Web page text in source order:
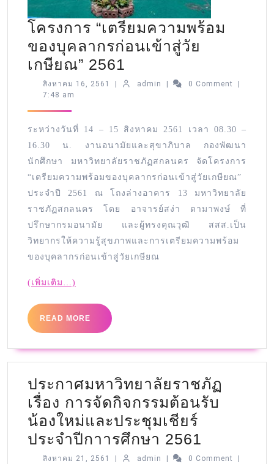
โครงการ “เตรียมความพร้อม
ของบุคลากรก่อนเข้าสู่วัย
เกษียณ” 2561
สิงหาคม 16, 2561 | admin | 0 Comment
|
7:48 am
ระหว่างวันที่ 14 – 15 สิงหาคม 2561 เวลา 08.30 –
16.30 น. งานอนามัยและสุขาภิบาล กองพัฒนา
นักศึกษา มหาวิทยาลัยราชภัฏสกลนคร จัดโครงการ
“เตรียมความพร้อมของบุคลากรก่อนเข้าสู่วัยเกษียณ”
ประจำปี 2561 ณ โถงล่างอาคาร 13 มหาวิทยาลัย
ราชภัฏสกลนคร โดย อาจารย์สง่า ดามาพงษ์ ที่
ปรึกษากรมอนามัย และผู้ทรงคุณวุฒิ สสส.เป็น
วิทยากรให้ความรู้สุขภาพและการเตรียมความพร้อม
ของบุคลากรก่อนเข้าสู่วัยเกษียณ
(เพิ่มเติม…)
READ MORE
ประกาศมหาวิทยาลัยราชภัฏ
เรื่อง การจัดกิจกรรมต้อนรับ
น้องใหม่และประชุมเชียร์
ประจำปีกาารศึกษา 2561
สิงหาคม 21, 2561 admin 0 Comment